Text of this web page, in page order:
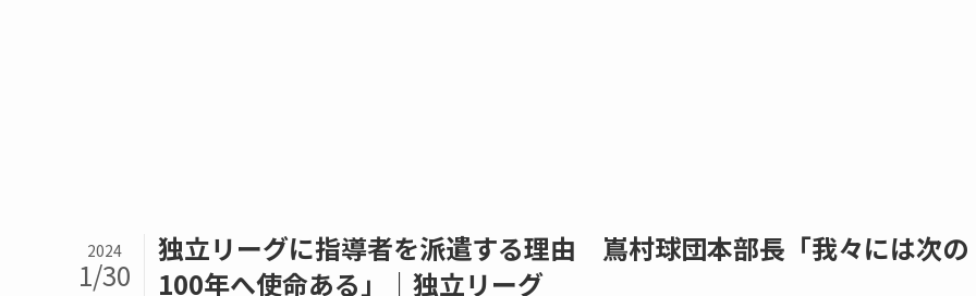
独立リーグに指導者を派遣する理由 嶌村球団本部長「我々には次の
100年へ使命ある」｜独立リーグ
2024
1/30